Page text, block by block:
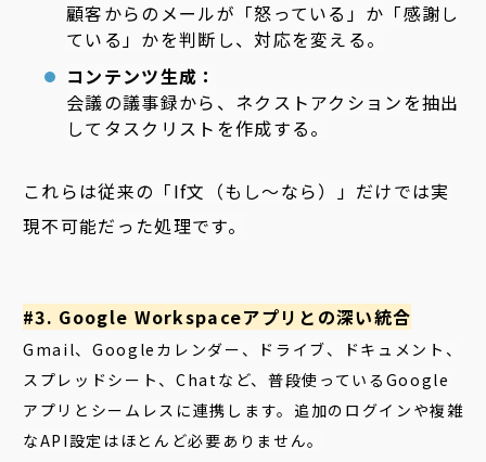
顧客からのメールが「怒っている」か「感謝し
ている」かを判断し、対応を変える。
コンテンツ生成：
会議の議事録から、ネクストアクションを抽出
してタスクリストを作成する。
これらは従来の「If文（もし～なら）」だけでは実
現不可能だった処理です。
#3. Google Workspaceアプリとの深い統合
Gmail、Googleカレンダー、ドライブ、ドキュメント、
スプレッドシート、Chatなど、普段使っているGoogle
アプリとシームレスに連携します。追加のログインや複雑
なAPI設定はほとんど必要ありません。